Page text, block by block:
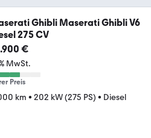
Ghibli Maserati Ghibli V6
275 CV
€
MwSt.
Preis
km • 202 kW (275 PS) • Diesel